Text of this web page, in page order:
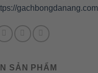
gachbongdanang.com
SẢN PHẨM